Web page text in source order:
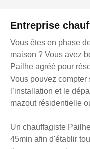
Entreprise
Vous êtes en phase
maison ? Vous avez
Pailhe agréé pour
Vous pouvez
l’installation et le
mazout résidentielle
Un chauffagiste
45min afin d'établir